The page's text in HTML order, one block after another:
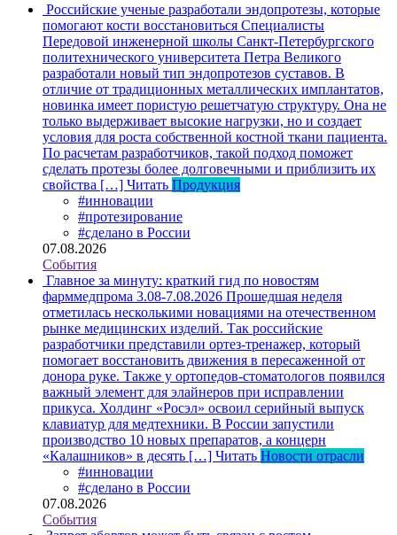
Российские ученые разработали эндопротезы, которые
помогают кости восстановиться Специалисты
Передовой инженерной школы Санкт-Петербургского
политехнического университета Петра Великого
разработали новый тип эндопротезов суставов. В
отличие от традиционных металлических имплантатов,
новинка имеет пористую решетчатую структуру. Она не
только выдерживает высокие нагрузки, но и создает
условия для роста собственной костной ткани пациента.
По расчетам разработчиков, такой подход поможет
сделать протезы более долговечными и приблизить их
свойства […] Читать Продукция
#инновации
#протезирование
#сделано в России
07.08.2026
События
Главное за минуту: краткий гид по новостям
фарммедпрома 3.08-7.08.2026 Прошедшая неделя
отметилась несколькими новациями на отечественном
рынке медицинских изделий. Так российские
разработчики представили ортез-тренажер, который
помогает восстановить движения в пересаженной от
донора руке. Также у ортопедов-стоматологов появился
важный элемент для элайнеров при исправлении
прикуса. Холдинг «Росэл» освоил серийный выпуск
клавиатур для медтехники. В России запустили
производство 10 новых препаратов, а концерн
«Калашников» в десять […] Читать Новости отрасли
#инновации
#сделано в России
07.08.2026
События